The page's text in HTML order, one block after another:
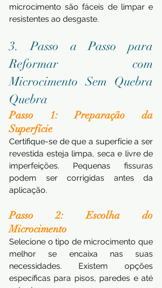
microcimento são fáceis de limpar e
resistentes ao desgaste.
3. Passo a Passo para
Reformar com
Microcimento Sem Quebra
Quebra
Passo 1: Preparação da
Superfície
Certifique-se de que a superfície a ser
revestida esteja limpa, seca e livre de
imperfeições. Pequenas fissuras
podem ser corrigidas antes da
aplicação.
Passo 2:
Escolha do
Microcimento
Selecione o tipo de microcimento que
melhor se encaixa nas suas
necessidades. Existem opções
específicas para pisos, paredes e até